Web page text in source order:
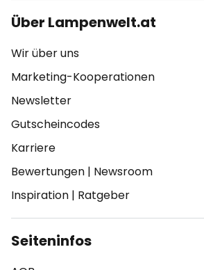
Über Lampenwelt.at
Wir über uns
Marketing-Kooperationen
Newsletter
Gutscheincodes
Karriere
Bewertungen | Newsroom
Inspiration | Ratgeber
Seiteninfos